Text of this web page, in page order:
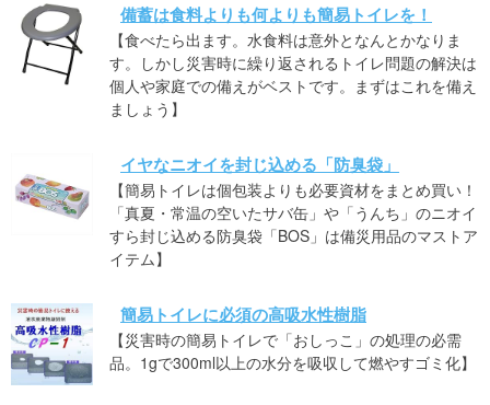
備蓄は食料よりも何よりも簡易トイレを！
【食べたら出ます。水食料は意外となんとかなりま
す。しかし災害時に繰り返されるトイレ問題の解決は
個人や家庭での備えがベストです。まずはこれを備え
ましょう】
イヤなニオイを封じ込める「防臭袋」
【簡易トイレは個包装よりも必要資材をまとめ買い！
「真夏・常温の空いたサバ缶」や「うんち」のニオイ
すら封じ込める防臭袋「BOS」は備災用品のマストア
イテム】
簡易トイレに必須の高吸水性樹脂
【災害時の簡易トイレで「おしっこ」の処理の必需
品。1gで300ml以上の水分を吸収して燃やすゴミ化】